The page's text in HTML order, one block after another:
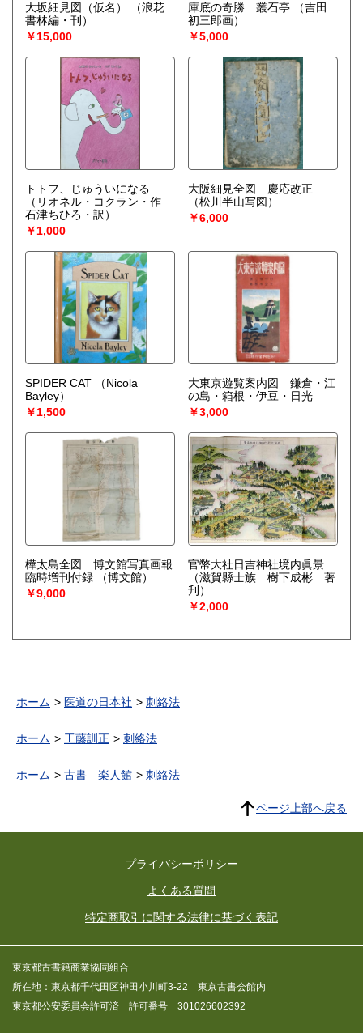
大坂細見図（仮名）
（浪花
書林編・刊）
￥15,000
庫底の奇勝 叢石亭
（吉田
初三郎画）
￥5,000
トトフ、じゅういになる
（リオネル・コクラン・作
石津ちひろ・訳）
￥1,000
大阪細見全図 慶応改正
（松川半山写図）
￥6,000
SPIDER CAT
（Nicola
Bayley）
￥1,500
大東京遊覧案内図 鎌倉・江
の島・箱根・伊豆・日光
￥3,000
樺太島全図 博文館写真画報
臨時増刊付録
（博文館）
￥9,000
官幣大社日吉神社境内眞景
（滋賀縣士族 樹下成彬 著
刋）
￥2,000
ホーム 医道の日本社 刺絡法
ホーム 工藤訓正 刺絡法
ホーム 古書 楽人館 刺絡法
ページ上部へ戻る
プライバシーポリシー
よくある質問
特定商取引に関する法律に基づく表記
東京都古書籍商業協同組合
所在地：東京都千代田区神田小川町3-22 東京古書会館内
東京都公安委員会許可済 許可番号 301026602392